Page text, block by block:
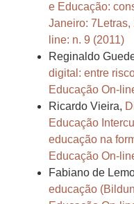
e Educação:
Janeiro: 7Letras,
line: n. 9 (2011)
Reginaldo
digital: entre
Educação On-
Ricardo Vieira,
Educação
educação na
Educação On-
Fabiano de
educação